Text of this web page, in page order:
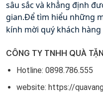
sâu sắc và khẳng định
gian.Để tìm hiểu những
kính mời quý khách
CÔNG TY TNHH QUÀ
Hotline: 0898.786.555
website: https://